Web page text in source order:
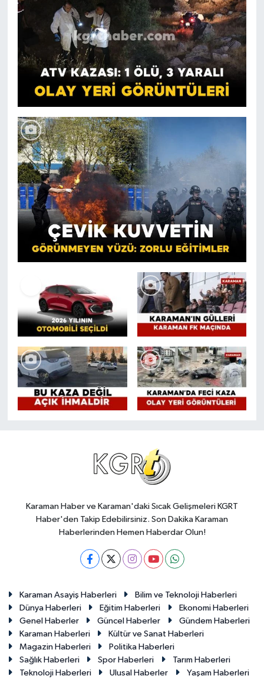
Karaman Haber ve Karaman'daki Sıcak Gelişmeleri KGRT
Haber'den Takip Edebilirsiniz. Son Dakika Karaman
Haberlerinden Hemen Haberdar Olun!
Karaman Asayiş Haberleri
Bilim ve Teknoloji Haberleri
Dünya Haberleri
Eğitim Haberleri
Ekonomi Haberleri
Genel Haberler
Güncel Haberler
Gündem Haberleri
Karaman Haberleri
Kültür ve Sanat Haberleri
Magazin Haberleri
Politika Haberleri
Sağlık Haberleri
Spor Haberleri
Tarım Haberleri
Teknoloji Haberleri
Ulusal Haberler Yaşam Haberleri